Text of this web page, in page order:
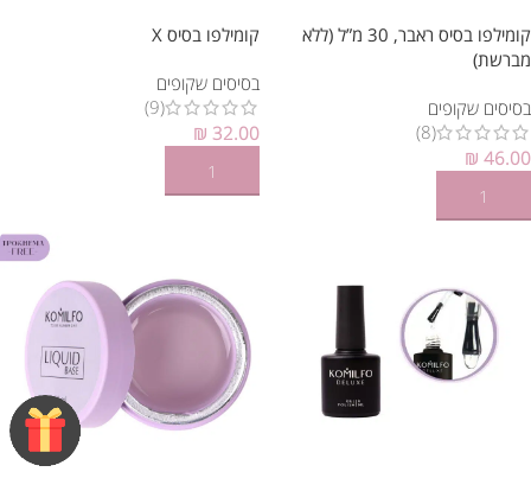
קומילפו בסיס ראבר, 30 מ”ל (ללא
מברשת)
בסיסים שקופים
(8)
₪ 46.00
הוספה לסל
קומילפו בסיס X
בסיסים שקופים
(9)
₪ 32.00
הוספה לסל